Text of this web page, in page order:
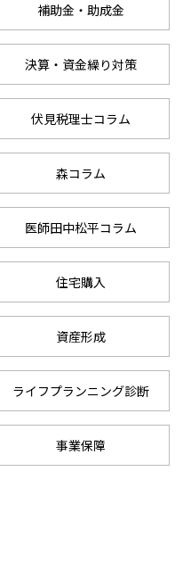
補助金・助成金
決算・資金繰り対策
伏見税理士コラム
森コラム
医師田中松平コラム
住宅購入
資産形成
ライフプランニング診断
事業保障